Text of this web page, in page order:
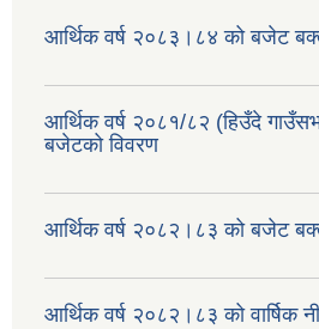
आर्थिक वर्ष २०८३।८४ को बजेट
आर्थिक वर्ष २०८१/८२ (हिउँदे
बजेटको विवरण
आर्थिक वर्ष २०८२।८३ को बजेट
आर्थिक वर्ष २०८२।८३ को वार्षिक